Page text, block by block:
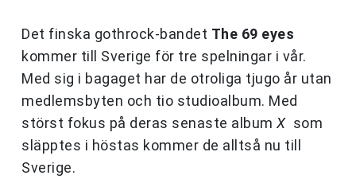
Det finska gothrock-bandet The 69 eyes
kommer till Sverige för tre spelningar i vår.
Med sig i bagaget har de otroliga tjugo år utan
medlemsbyten och tio studioalbum. Med
störst fokus på deras senaste album X som
släpptes i höstas kommer de alltså nu till
Sverige.